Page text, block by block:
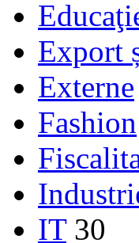
Export
Externe
Fashion
IT 30